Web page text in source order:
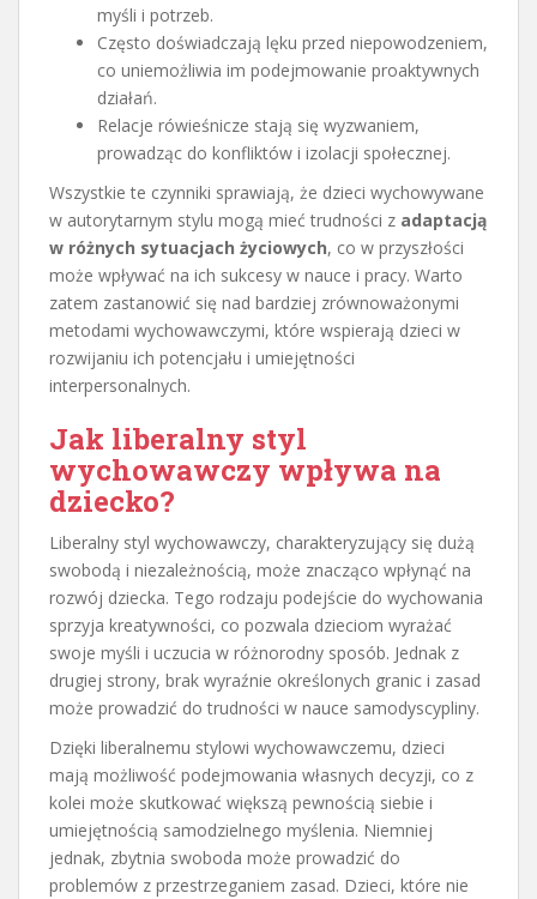
myśli i potrzeb.
Często doświadczają lęku przed niepowodzeniem,
co uniemożliwia im podejmowanie proaktywnych
działań.
Relacje rówieśnicze stają się wyzwaniem,
prowadząc do konfliktów i izolacji społecznej.
Wszystkie te czynniki sprawiają, że dzieci wychowywane
w autorytarnym stylu mogą mieć trudności z adaptacją
w różnych sytuacjach życiowych, co w przyszłości
może wpływać na ich sukcesy w nauce i pracy. Warto
zatem zastanowić się nad bardziej zrównoważonymi
metodami wychowawczymi, które wspierają dzieci w
rozwijaniu ich potencjału i umiejętności
interpersonalnych.
Jak liberalny styl
wychowawczy wpływa na
dziecko?
Liberalny styl wychowawczy, charakteryzujący się dużą
swobodą i niezależnością, może znacząco wpłynąć na
rozwój dziecka. Tego rodzaju podejście do wychowania
sprzyja kreatywności, co pozwala dzieciom wyrażać
swoje myśli i uczucia w różnorodny sposób. Jednak z
drugiej strony, brak wyraźnie określonych granic i zasad
może prowadzić do trudności w nauce samodyscypliny.
Dzięki liberalnemu stylowi wychowawczemu, dzieci
mają możliwość podejmowania własnych decyzji, co z
kolei może skutkować większą pewnością siebie i
umiejętnością samodzielnego myślenia. Niemniej
jednak, zbytnia swoboda może prowadzić do
problemów z przestrzeganiem zasad. Dzieci, które nie